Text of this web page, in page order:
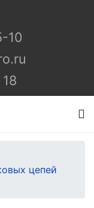
10
цепей